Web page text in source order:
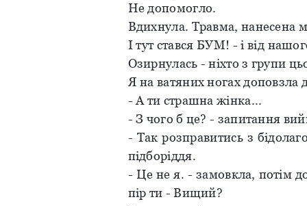
Не допомогло.
Вдихнула. Травма, нанесена
І тут стався БУМ! - і від
Озирнулась - ніхто з групи
Я на ватяних ногах доповзла
- А ти страшна жінка...
- З чого б це? - запитання
- Так розправитись з
підборіддя.
- Це не я. - замовкла, потім
пір ти - Вищий?